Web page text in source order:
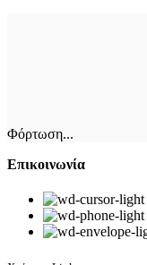
επιλεγούν
σελίδα
προϊόντος
Φόρτωση...
Επικοινωνία